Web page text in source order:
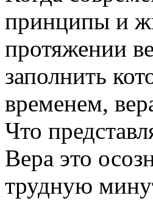
принципы и
протяжении
заполнить
временем,
Что
Вера это
трудную